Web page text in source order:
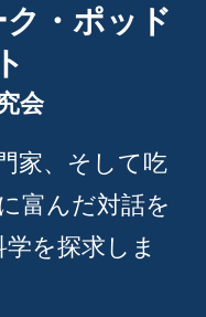
・ポッド
会
家、そして吃
富んだ対話を
を探求しま